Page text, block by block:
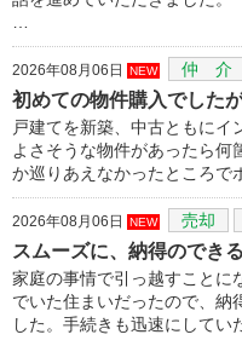
2026年08月06日 NEW 仲 介
初めての物件購入でした
戸建てを新築、中古ともにイ
よさそうな物件があったら何
か巡りあえなかったところで
2026年08月06日 NEW 売却
スムーズに、納得のでき
家庭の事情で引っ越すことに
でいた住まいだったので、納
した。手続きも迅速にしてい